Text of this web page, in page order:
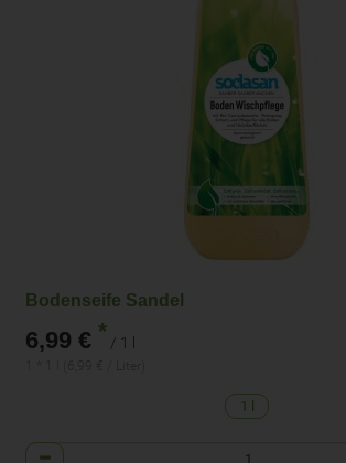
Bodenseife Sandel
6,99 € * / 1 l
1 l
Anzahl